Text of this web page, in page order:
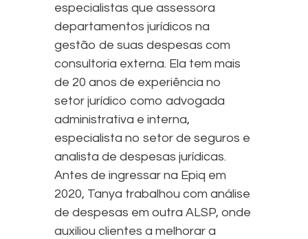
especialistas que assessora
departamentos jurídicos na
gestão de suas despesas com
consultoria externa. Ela tem mais
de 20 anos de experiência no
setor jurídico como advogada
administrativa e interna,
especialista no setor de seguros e
analista de despesas jurídicas.
Antes de ingressar na Epiq em
2020, Tanya trabalhou com análise
de despesas em outra ALSP, onde
auxiliou clientes a melhorar a